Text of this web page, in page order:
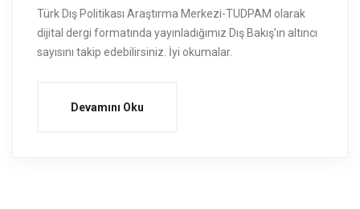
Türk Dış Politikası Araştırma Merkezi-TUDPAM olarak
dijital dergi formatında yayınladığımız Dış Bakış’ın altıncı
sayısını takip edebilirsiniz. İyi okumalar.
Devamını Oku